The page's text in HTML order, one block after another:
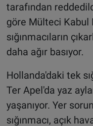
tarafından
göre Mülteci Kabul
sığınmacıların
daha ağır basıyor.
Hollanda'daki tek
Ter Apel'da yaz
yaşanıyor. Yer
sığınmacı, açık